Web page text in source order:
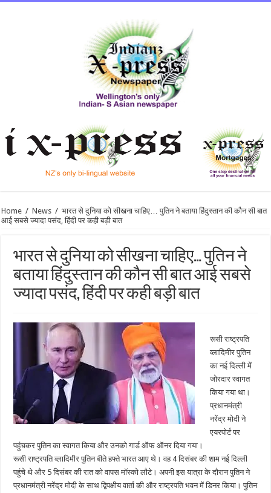
Home / News / भारत से दुनिया को सीखना चाहिए… पुतिन ने बताया हिंदुस्‍तान की कौन सी बात
आई सबसे ज्यादा पसंद, हिंदी पर कही बड़ी बात
भारत से दुनिया को सीखना चाहिए… पुतिन ने
बताया हिंदुस्‍तान की कौन सी बात आई सबसे
ज्यादा पसंद, हिंदी पर कही बड़ी बात
रूसी राष्ट्रपति
व्लादिमीर पुतिन
का नई दिल्ली में
जोरदार स्वागत
किया गया था।
प्रधानमंत्री
नरेंद्र मोदी ने
एयरपोर्ट पर
पहुंचकर पुतिन का स्वागत किया और उनको गार्ड ऑफ ऑनर दिया गया।
रूसी राष्ट्रपति व्लादिमीर पुतिन बीते हफ्ते भारत आए थे। वह 4 दिसंबर की शाम नई दिल्ली
पहुंचे थे और 5 दिसंबर की रात को वापस मॉस्को लौटे। अपनी इस यात्रा के दौरान पुतिन ने
प्रधानमंत्री नरेंद्र मोदी के साथ द्विपक्षीय वार्ता की और राष्ट्रपति भवन में डिनर किया। पुतिन